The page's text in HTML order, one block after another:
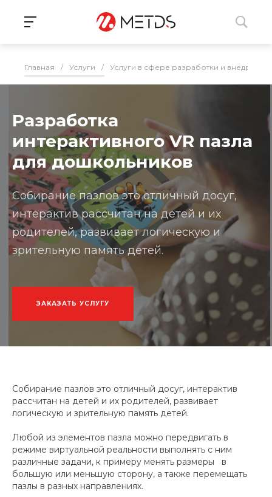
Главная / Услуги / Услуги в сфере разработки и
Разработка
интерактивного VR пазла
для дошкольников
Собирание пазлов это отличный досуг,
интерактив рассчитан на детей и их
родителей, развивает логическую и
зрительную память детей.
ЗАКАЗАТЬ УСЛУГУ
Собирание пазлов это отличный досуг, интерактив
рассчитан на детей и их родителей, развивает
логическую и зрительную память детей.
Любой из элементов пазла можно передвигать в
режиме виртуальной реальности выполнять с ним
различные задачи, к примеру менять размеры в
большую или меньшую сторону, а также перемещать
пазлы в разных направлениях.